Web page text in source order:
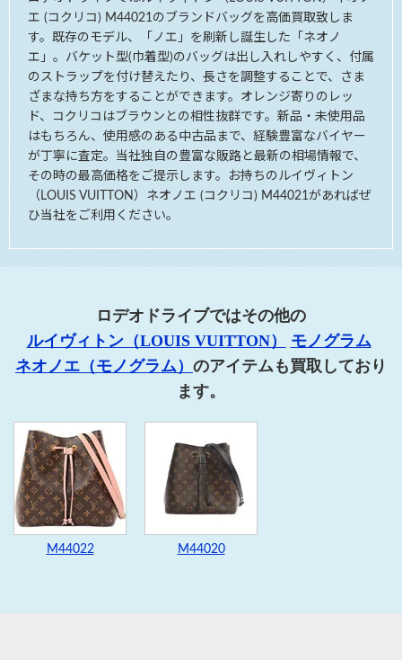
エ (コクリコ) M44021のブランドバッグを高価買取致しま
す。既存のモデル、「ノエ」を刷新し誕生した「ネオノ
エ」。バケット型(巾着型)のバッグは出し入れしやすく、付属
のストラップを付け替えたり、長さを調整することで、さま
ざまな持ち方をすることができます。オレンジ寄りのレッ
ド、コクリコはブラウンとの相性抜群です。新品・未使用品
はもちろん、使用感のある中古品まで、経験豊富なバイヤー
が丁寧に査定。当社独自の豊富な販路と最新の相場情報で、
その時の最高価格をご提示します。お持ちのルイヴィトン
（LOUIS VUITTON）ネオノエ (コクリコ) M44021があればぜ
ひ当社をご利用ください。
ロデオドライブではその他の
ルイヴィトン（LOUIS VUITTON）
モノグラム
ネオノエ（モノグラム） のアイテムも買取しており
ます。
M44022 M44020